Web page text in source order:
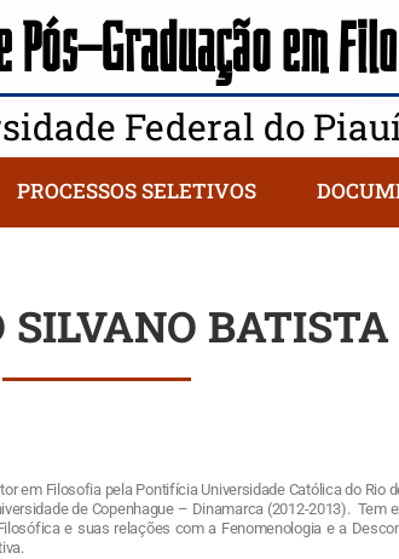
Pós-Graduação em
Federal do
PROCESSOS SELETIVOS
SILVANO BATISTA
em Filosofia pela Pontifícia Universidade Católica do Rio
de Copenhague – Dinamarca (2012-2013).
e suas relações com a Fenomenologia e a